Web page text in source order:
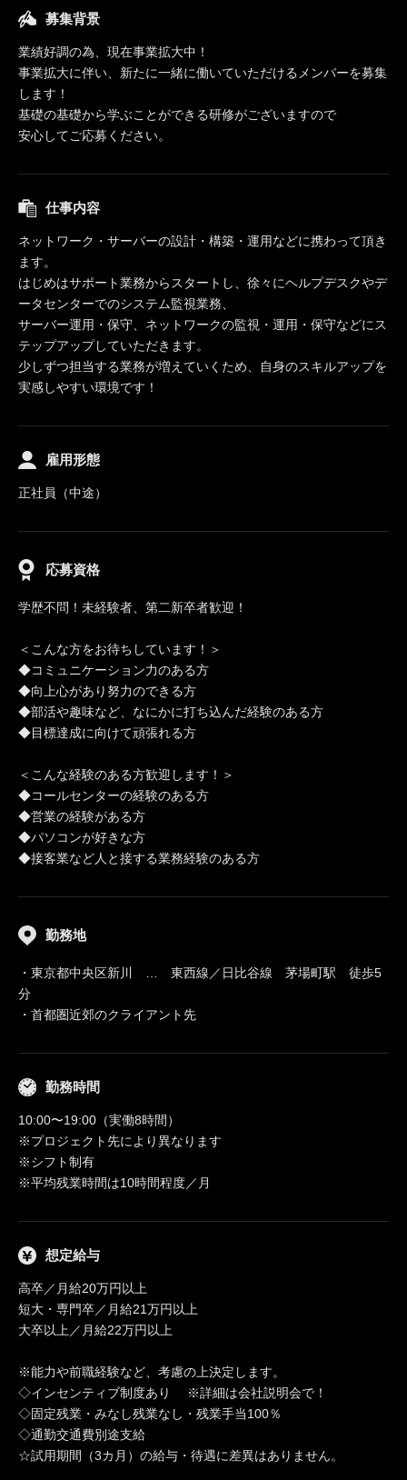
募集背景
業績好調の為、現在事業拡大中！
事業拡大に伴い、新たに一緒に働いていただけるメンバーを募集
します！
基礎の基礎から学ぶことができる研修がございますので
安心してご応募ください。
仕事内容
ネットワーク・サーバーの設計・構築・運用などに携わって頂き
ます。
はじめはサポート業務からスタートし、徐々にヘルプデスクやデ
ータセンターでのシステム監視業務、
サーバー運用・保守、ネットワークの監視・運用・保守などにス
テップアップしていただきます。
少しずつ担当する業務が増えていくため、自身のスキルアップを
実感しやすい環境です！
雇用形態
正社員（中途）
応募資格
学歴不問！未経験者、第二新卒者歓迎！
＜こんな方をお待ちしています！＞
◆コミュニケーション力のある方
◆向上心があり努力のできる方
◆部活や趣味など、なにかに打ち込んだ経験のある方
◆目標達成に向けて頑張れる方
＜こんな経験のある方歓迎します！＞
◆コールセンターの経験のある方
◆営業の経験がある方
◆パソコンが好きな方
◆接客業など人と接する業務経験のある方
勤務地
・東京都中央区新川 … 東西線／日比谷線 茅場町駅 徒歩5
分
・首都圏近郊のクライアント先
勤務時間
10:00〜19:00（実働8時間）
※プロジェクト先により異なります
※シフト制有
※平均残業時間は10時間程度／月
想定給与
高卒／月給20万円以上
短大・専門卒／月給21万円以上
大卒以上／月給22万円以上
※能力や前職経験など、考慮の上決定します。
◇インセンティブ制度あり ※詳細は会社説明会で！
◇固定残業・みなし残業なし・残業手当100％
◇通勤交通費別途支給
☆試用期間（3カ月）の給与・待遇に差異はありません。